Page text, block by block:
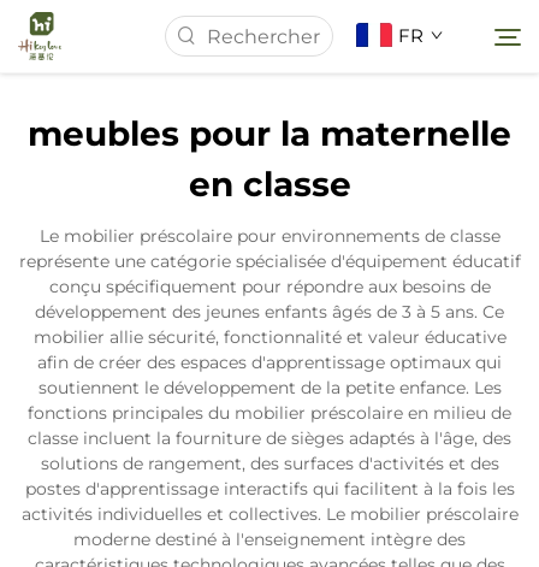
FR
À Propos de Nous
Produits
Actualités
Études de Cas
Contactez-nous
meubles pour la maternelle
en classe
Le mobilier préscolaire pour environnements de classe
représente une catégorie spécialisée d'équipement éducatif
conçu spécifiquement pour répondre aux besoins de
développement des jeunes enfants âgés de 3 à 5 ans. Ce
mobilier allie sécurité, fonctionnalité et valeur éducative
afin de créer des espaces d'apprentissage optimaux qui
soutiennent le développement de la petite enfance. Les
fonctions principales du mobilier préscolaire en milieu de
classe incluent la fourniture de sièges adaptés à l'âge, des
solutions de rangement, des surfaces d'activités et des
postes d'apprentissage interactifs qui facilitent à la fois les
activités individuelles et collectives. Le mobilier préscolaire
moderne destiné à l'enseignement intègre des